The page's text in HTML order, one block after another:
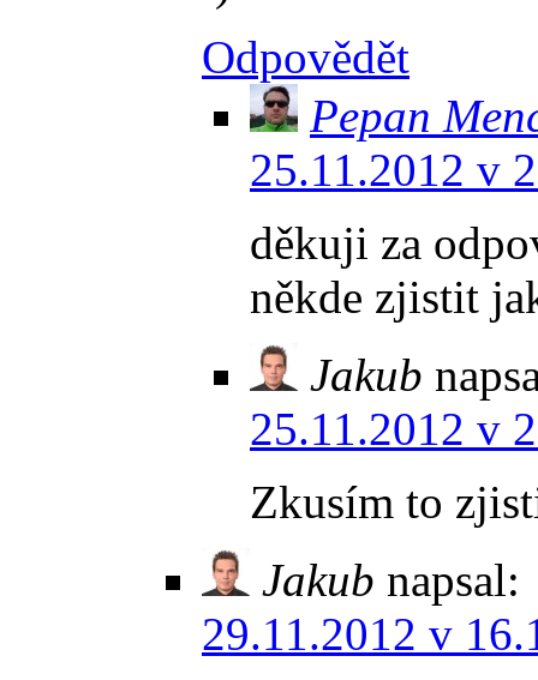
Odpovědět
Pepan
25.11.2012 v
děkuji za
někde zjistit
Jakub
25.11.2012 v
Zkusím to
Jakub napsal:
29.11.2012 v